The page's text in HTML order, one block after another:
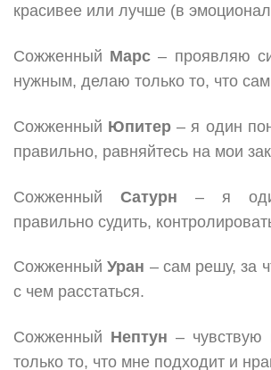
красивее или лучше (в
Сожженный Марс – проявляю
нужным, делаю только то, что
Сожженный Юпитер – я один
правильно, равняйтесь на мои
Сожженный Сатурн – я
правильно судить,
СожженныйУран – сам решу, за
с чем расстаться.
Сожженный Нептун –
только то, что мне подходит и